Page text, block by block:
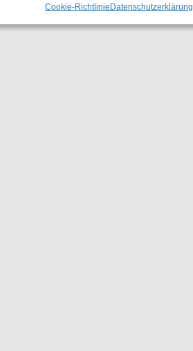
Cookie-Richtlinie Datenschutzerklärung